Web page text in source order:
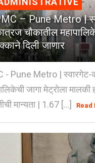
– Pune Metro |
चौकातील
दिली जाणार
- Pune Metro | स्वारगेट-
जागा मेट्रोला
मान्यता | 1.67 [...]
Read